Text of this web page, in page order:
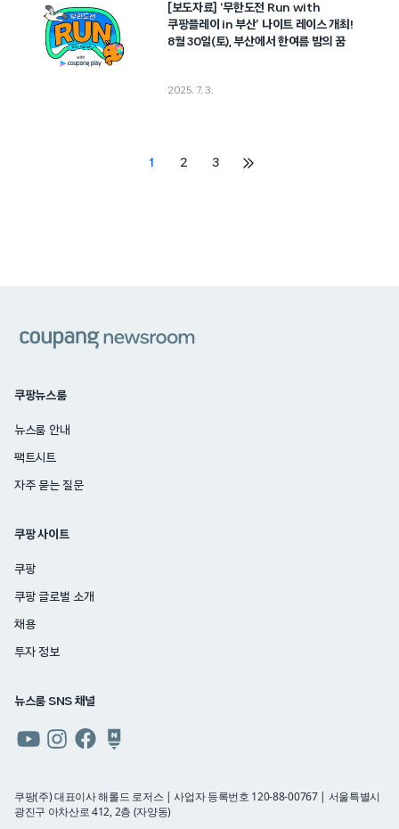
[보도자료] ‘무한도전 Run with
쿠팡플레이 in 부산’ 나이트 레이스 개최!
8월 30일(토), 부산에서 한여름 밤의 꿈
2025. 7. 3.
1 2 3
다음
쿠팡뉴스룸
뉴스룸 안내
팩트시트
자주 묻는 질문
쿠팡 사이트
쿠팡
쿠팡 글로벌 소개
채용
투자 정보
뉴스룸 SNS 채널
유튜브인스타그램
페이스북네이버
블로그
쿠팡(주) 대표이사 해롤드 로저스 | 사업자 등록번호 120-88-00767 | 서울특별시
광진구 아차산로 412, 2층 (자양동)